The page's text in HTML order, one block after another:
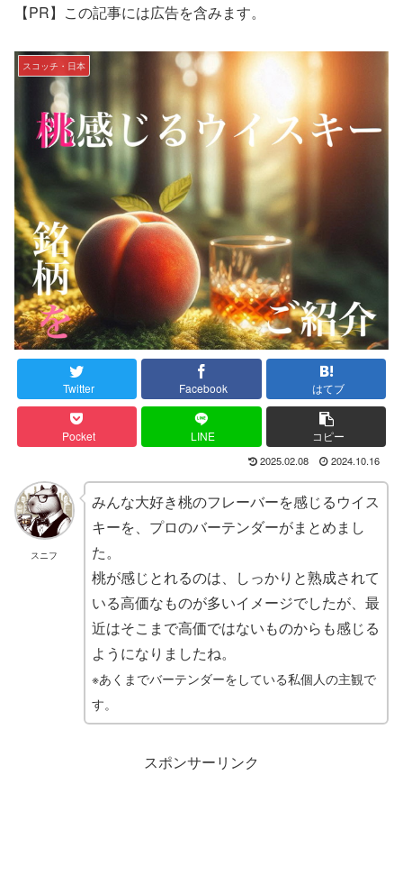
【PR】この記事には広告を含みます。
スコッチ・日本
Twitter Facebook はてブ
Pocket LINE コピー
2025.02.08 2024.10.16
スニフ
みんな大好き桃のフレーバーを感じるウイス
キーを、プロのバーテンダーがまとめまし
た。
桃が感じとれるのは、しっかりと熟成されて
いる高価なものが多いイメージでしたが、最
近はそこまで高価ではないものからも感じる
ようになりましたね。
※あくまでバーテンダーをしている私個人の主観で
す。
スポンサーリンク